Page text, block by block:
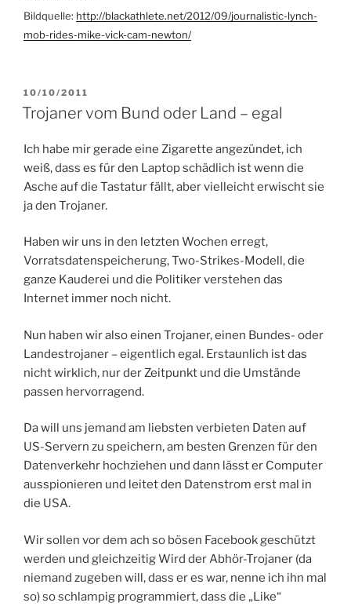
Bildquelle: http://blackathlete.net/2012/09/journalistic-lynch-
mob-rides-mike-vick-cam-newton/
VERÖFFENTLICHT
AM
10/10/2011
Trojaner vom Bund oder Land – egal
Ich habe mir gerade eine Zigarette angezündet, ich
weiß, dass es für den Laptop schädlich ist wenn die
Asche auf die Tastatur fällt, aber vielleicht erwischt sie
ja den Trojaner.
Haben wir uns in den letzten Wochen erregt,
Vorratsdatenspeicherung, Two-Strikes-Modell, die
ganze Kauderei und die Politiker verstehen das
Internet immer noch nicht.
Nun haben wir also einen Trojaner, einen Bundes- oder
Landestrojaner – eigentlich egal. Erstaunlich ist das
nicht wirklich, nur der Zeitpunkt und die Umstände
passen hervorragend.
Da will uns jemand am liebsten verbieten Daten auf
US-Servern zu speichern, am besten Grenzen für den
Datenverkehr hochziehen und dann lässt er Computer
ausspionieren und leitet den Datenstrom erst mal in
die USA.
Wir sollen vor dem ach so bösen Facebook geschützt
werden und gleichzeitig Wird der Abhör-Trojaner (da
niemand zugeben will, dass er es war, nenne ich ihn mal
so) so schlampig programmiert, dass die „Like“